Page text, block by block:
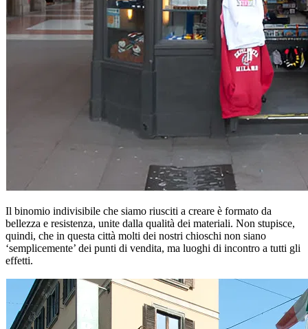
Il binomio indivisibile che siamo riusciti a creare è formato da
bellezza e resistenza, unite dalla qualità dei materiali. Non stupisce,
quindi, che in questa città molti dei nostri chioschi non siano
‘semplicemente’ dei punti di vendita, ma luoghi di incontro a tutti gli
effetti.